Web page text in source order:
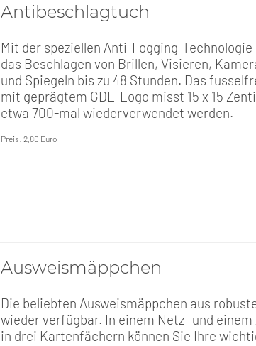
Antibeschlagtuch
Mit der speziellen Anti-Fogging-
das Beschlagen von Brillen, Visieren,
und Spiegeln bis zu 48 Stunden. Das
mit geprägtem GDL-Logo misst 15 x 15
etwa 700-mal wiederverwendet werden.
Preis: 2,80 Euro
Ausweismäppchen
Die beliebten Ausweismäppchen aus
wieder verfügbar. In einem Netz- und
in drei Kartenfächern können Sie Ihre